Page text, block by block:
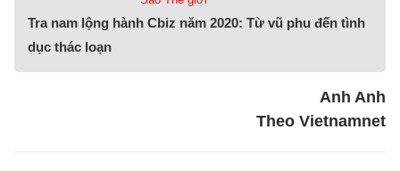
Tra nam lộng hành Cbiz năm 2020: Từ vũ phu đến tình
dục thác loạn
Anh Anh
Theo Vietnamnet